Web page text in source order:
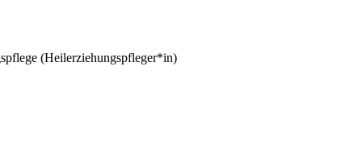
(Heilerziehungspfleger*in)